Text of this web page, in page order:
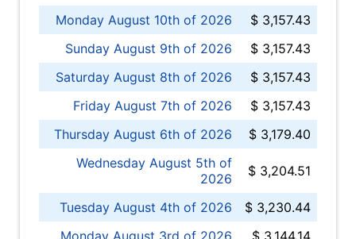
Monday August 10th of 2026
$ 3,157.43
Sunday August 9th of 2026
$ 3,157.43
Saturday August 8th of 2026
$ 3,157.43
Friday August 7th of 2026
$ 3,157.43
Thursday August 6th of 2026
$ 3,179.40
Wednesday August 5th of
2026
$ 3,204.51
Tuesday August 4th of 2026
$ 3,230.44
Monday August 3rd of 2026
$ 3,144.14